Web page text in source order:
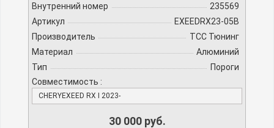
Внутренний номер
235569
Артикул
EXEEDRX23-05B
Производитель
TCC Тюнинг
Материал
Алюминий
Тип
Пороги
Совместимость :
CHERYEXEED RX I 2023-
30 000 руб.